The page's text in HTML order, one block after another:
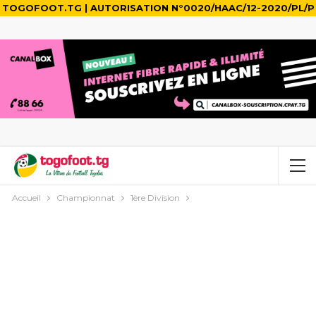
TOGOFOOT.TG | AUTORISATION N°0020/HAAC/12-2020/PL/P
Accueil Championnat 1ère Division